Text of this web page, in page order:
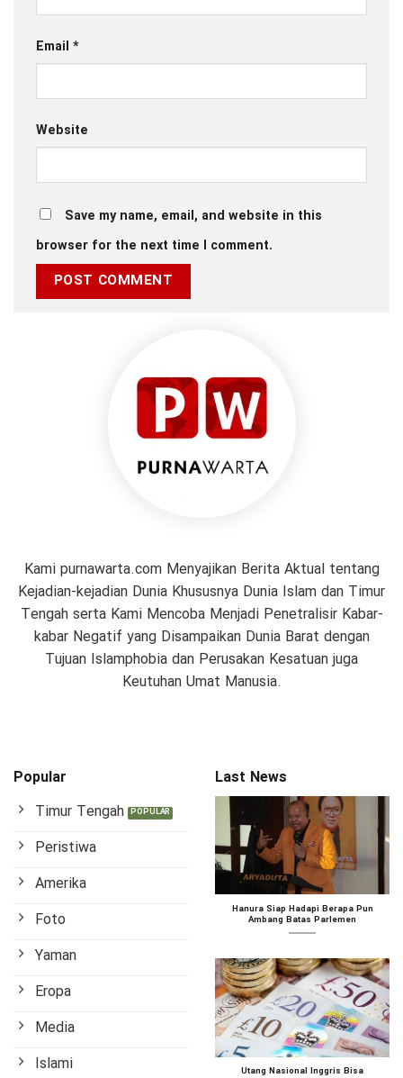
Email *
Website
Save my name, email, and website in this
browser for the next time I comment.
Kami purnawarta.com Menyajikan Berita Aktual tentang
Kejadian-kejadian Dunia Khususnya Dunia Islam dan Timur
Tengah serta Kami Mencoba Menjadi Penetralisir Kabar-
kabar Negatif yang Disampaikan Dunia Barat dengan
Tujuan Islamphobia dan Perusakan Kesatuan juga
Keutuhan Umat Manusia.
Popular
Timur Tengah
Peristiwa
Amerika
Foto
Yaman
Eropa
Media
Islami
Last News
Hanura Siap Hadapi Berapa Pun
Ambang Batas Parlemen
Utang Nasional Inggris Bisa